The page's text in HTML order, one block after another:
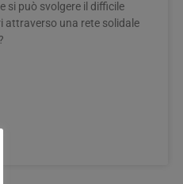
si può svolgere il difficile
attraverso una rete solidale